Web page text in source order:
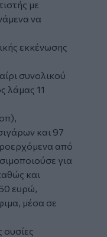
με
να
εκκένωσης
συνολικού
λάμας 11
και 97
από
για
και
ευρώ,
μέσα σε
ουσίες